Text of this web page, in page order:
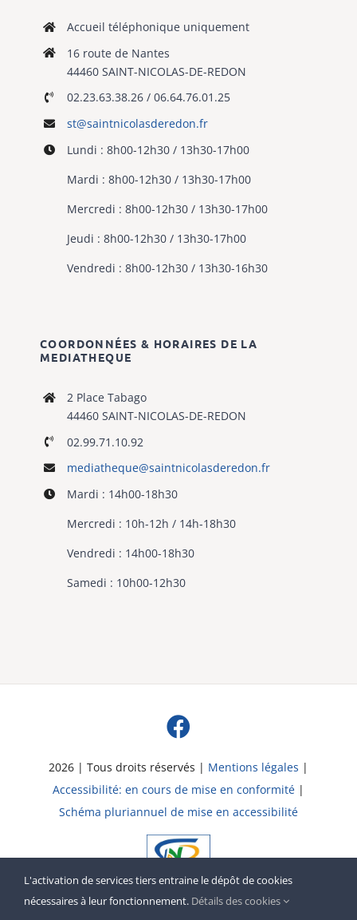
Accueil téléphonique uniquement
16 route de Nantes
44460 SAINT-NICOLAS-DE-REDON
02.23.63.38.26 / 06.64.76.01.25
st@saintnicolasderedon.fr
Lundi : 8h00-12h30 / 13h30-17h00
Mardi : 8h00-12h30 / 13h30-17h00
Mercredi : 8h00-12h30 / 13h30-17h00
Jeudi : 8h00-12h30 / 13h30-17h00
Vendredi : 8h00-12h30 / 13h30-16h30
COORDONNÉES & HORAIRES DE LA
MEDIATHEQUE
2 Place Tabago
44460 SAINT-NICOLAS-DE-REDON
02.99.71.10.92
mediatheque@saintnicolasderedon.fr
Mardi : 14h00-18h30
Mercredi : 10h-12h / 14h-18h30
Vendredi : 14h00-18h30
Samedi : 10h00-12h30
2026 | Tous droits réservés | Mentions légales |
Accessibilité: en cours de mise en conformité |
Schéma pluriannuel de mise en accessibilité
L'activation de services tiers entraine le dépôt de cookies
nécessaires à leur fonctionnement. Détails des cookies